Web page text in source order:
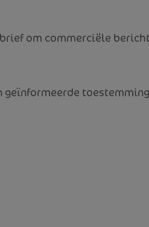
om commerciële